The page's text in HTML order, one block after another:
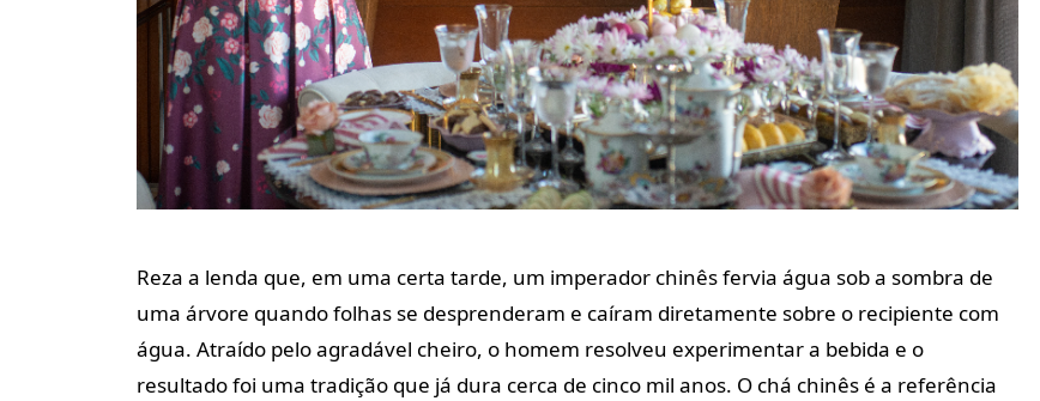
Reza a lenda que, em uma certa tarde, um imperador chinês fervia água sob a sombra de
uma árvore quando folhas se desprenderam e caíram diretamente sobre o recipiente com
água. Atraído pelo agradável cheiro, o homem resolveu experimentar a bebida e o
resultado foi uma tradição que já dura cerca de cinco mil anos. O chá chinês é a referência